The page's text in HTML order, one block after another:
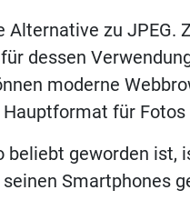
Alternative zu JPEG.
dessen
moderne
für
beliebt geworden ist,
Smartphones